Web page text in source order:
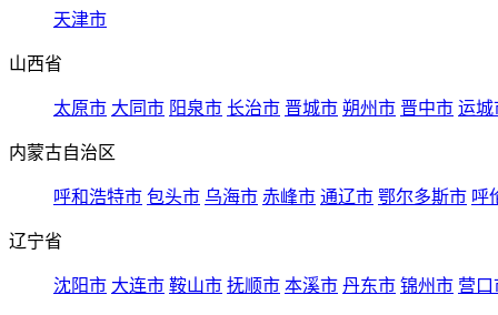
天津市
山西省
太原市 大同市 阳泉市 长治市 晋城市 朔州市 晋中市 运城
内蒙古自治区
呼和浩特市 包头市 乌海市 赤峰市 通辽市 鄂尔多斯市 呼
辽宁省
沈阳市 大连市 鞍山市 抚顺市 本溪市 丹东市 锦州市 营口